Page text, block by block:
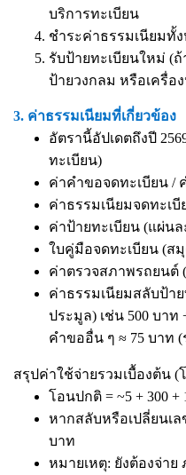
บริการทะเบียน
ชำระค่าธรรมเนียมทั้
รับป้ายทะเบียนใหม่ (
ป้ายวงกลม หรือเครื่อ
3. ค่าธรรมเนียมที่เกี่ยวข้อง
อัตรานี้อัปเดตถึงปี
ทะเบียน)
ค่าคำขอจดทะเบียน /
ค่าธรรมเนียมจดทะเ
ค่าป้ายทะเบียน (แผ่นล
ใบคู่มือจดทะเบียน (สมุ
ค่าตรวจสภาพรถยนต์
ค่าธรรมเนียมสลับป้า
ประมูล) เช่น 500 บาท
คำขออื่น ๆ ≈ 75 บาท
สรุปค่าใช้จ่ายรวมเบื้องต้น
โอนปกติ = ~5 + 300 +
หากสลับหรือเปลี่ยนเล
บาท
หมายเหตุ: ยังต้องจ่า